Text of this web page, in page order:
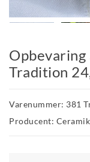
Opbevaring
Tradition
Varenummer: 381
Producent: